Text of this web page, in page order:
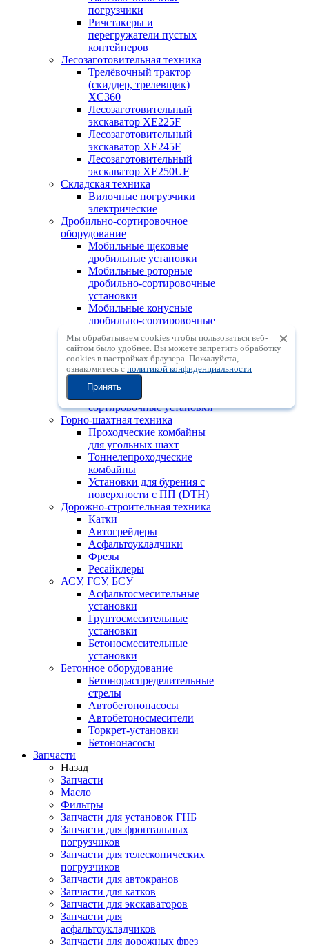
погрузчики
Ричстакеры и
перегружатели пустых
контейнеров
Лесозаготовительная техника
Трелёвочный трактор
(скиддер, трелевщик)
XC360
Лесозаготовительный
экскаватор XE225F
Лесозаготовительный
экскаватор XE245F
Лесозаготовительный
экскаватор XE250UF
Складская техника
Вилочные погрузчики
электрические
Дробильно-сортировочное
оборудование
Мобильные щековые
дробильные установки
Мобильные роторные
дробильно-сортировочные
установки
Мобильные конусные
дробильно-сортировочные
установки
Мобильные
центробежные
дробильные установки с
вертикальным валом
Мобильные
сортировочные установки
Горно-шахтная техника
Проходческие комбайны
для угольных шахт
Тоннелепроходческие
комбайны
Установки для бурения с
поверхности с ПП (DTH)
Дорожно-строительная техника
Катки
Автогрейдеры
Асфальтоукладчики
Фрезы
Ресайклеры
АСУ, ГСУ, БСУ
Асфальтосмесительные
установки
Грунтосмесительные
установки
Бетоносмесительные
установки
Бетонное оборудование
Бетонораспределительные
стрелы
Автобетононасосы
Автобетоносмесители
Торкрет-установки
Бетононасосы
Запчасти
Назад
Запчасти
Масло
Фильтры
Запчасти для установок ГНБ
Запчасти для фронтальных
погрузчиков
Запчасти для телескопических
погрузчиков
Запчасти для автокранов
Запчасти для катков
Запчасти для экскаваторов
Запчасти для
асфальтоукладчиков
Запчасти для дорожных фрез
Мы обрабатываем cookies чтобы пользоваться веб-
сайтом было удобнее. Вы можете запретить обработку
сookies в настройках браузера. Пожалуйста,
ознакомитесь с политикой конфиденциальности
Принять